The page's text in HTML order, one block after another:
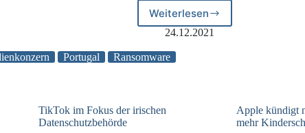
Portugal Ransomware
Weiterlesen
Vielen
Dank
24.12.2021
TikTok im Fokus der irischen
Datenschutzbehörde
Apple kündigt
mehr